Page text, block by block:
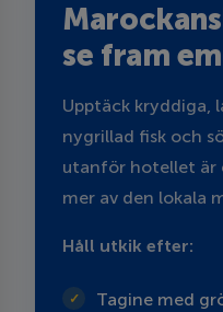
se fram
Upptäck kryddiga,
nygrillad fisk och
utanför hotellet
mer av den lokala
Håll utkik efter:
Tagine med